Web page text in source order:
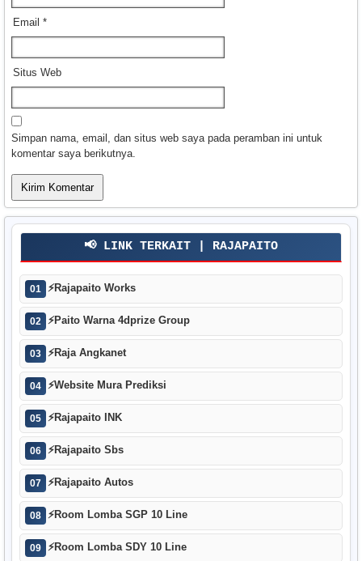
Email *
Situs Web
Simpan nama, email, dan situs web saya pada peramban ini untuk
komentar saya berikutnya.
📢 LINK TERKAIT | RAJAPAITO
01 ⚡Rajapaito Works
02 ⚡Paito Warna 4dprize Group
03 ⚡Raja Angkanet
04 ⚡Website Mura Prediksi
05 ⚡Rajapaito INK
06 ⚡Rajapaito Sbs
07 ⚡Rajapaito Autos
08 ⚡Room Lomba SGP 10 Line
09 ⚡Room Lomba SDY 10 Line